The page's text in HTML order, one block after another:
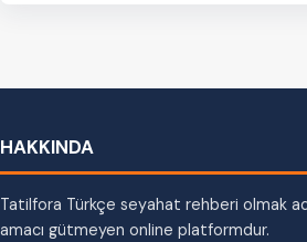
HAKKINDA
Tatilfora Türkçe seyahat rehberi olmak
amacı gütmeyen online platformdur.